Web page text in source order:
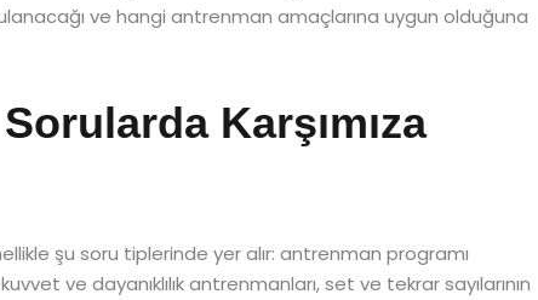
ve hangi antrenman amaçlarına uygun olduğuna
Karşımıza
şu soru tiplerinde yer alır: antrenman programı
ve dayanıklılık antrenmanları, set ve tekrar sayılarının